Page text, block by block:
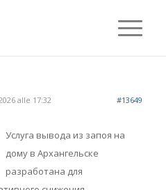
alle 17:32 #13649
Услуга вывода из запоя на
дому в Архангельске
разработана для